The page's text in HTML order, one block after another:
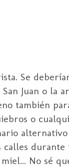
Se
Juan o la
también
o
No sé